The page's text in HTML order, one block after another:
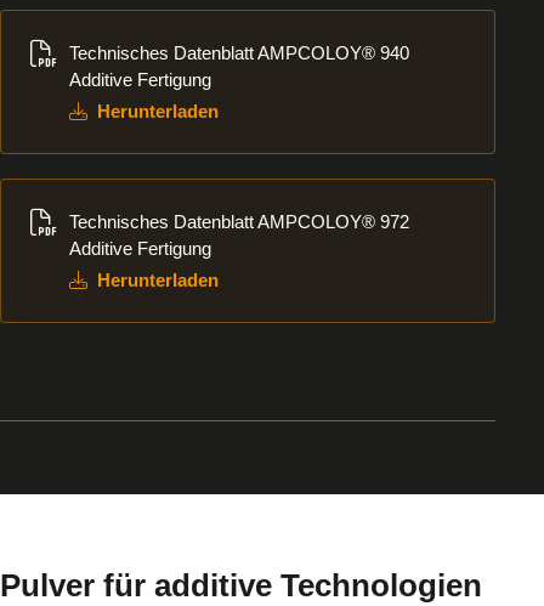
Technisches Datenblatt AMPCOLOY® 940
Additive Fertigung
Herunterladen
Technisches Datenblatt AMPCOLOY® 972
Additive Fertigung
Herunterladen
Pulver für additive Technologien